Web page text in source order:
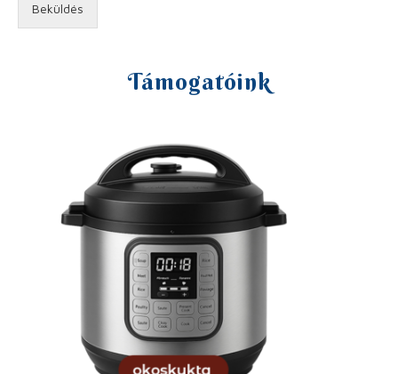
Beküldés
Támogatóink